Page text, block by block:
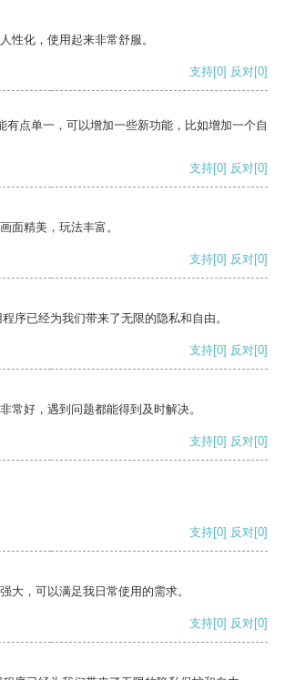
性化，使用起来非常舒服。
支持[0] 反对[0]
有点单一，可以增加一些新功能，比如增加一个自
支持[0] 反对[0]
面精美，玩法丰富。
支持[0] 反对[0]
序已经为我们带来了无限的隐私和自由。
支持[0] 反对[0]
常好，遇到问题都能得到及时解决。
支持[0] 反对[0]
支持[0] 反对[0]
大，可以满足我日常使用的需求。
支持[0] 反对[0]